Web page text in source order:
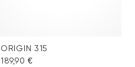
ORIGIN 315
189,90 €